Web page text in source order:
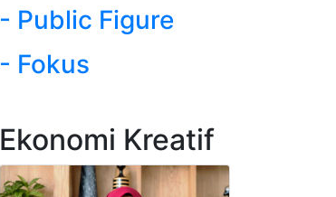
- Public Figure
- Fokus
Ekonomi Kreatif